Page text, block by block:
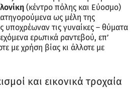
(κέντρο πόλης και Εύοσμο)
ως μέλη της
υποχρέωναν τις γυναίκες – θύματα
ερωτικά ραντεβού, επ’
με χρήση βίας κι άλλοτε με
και εικονικά τροχαία